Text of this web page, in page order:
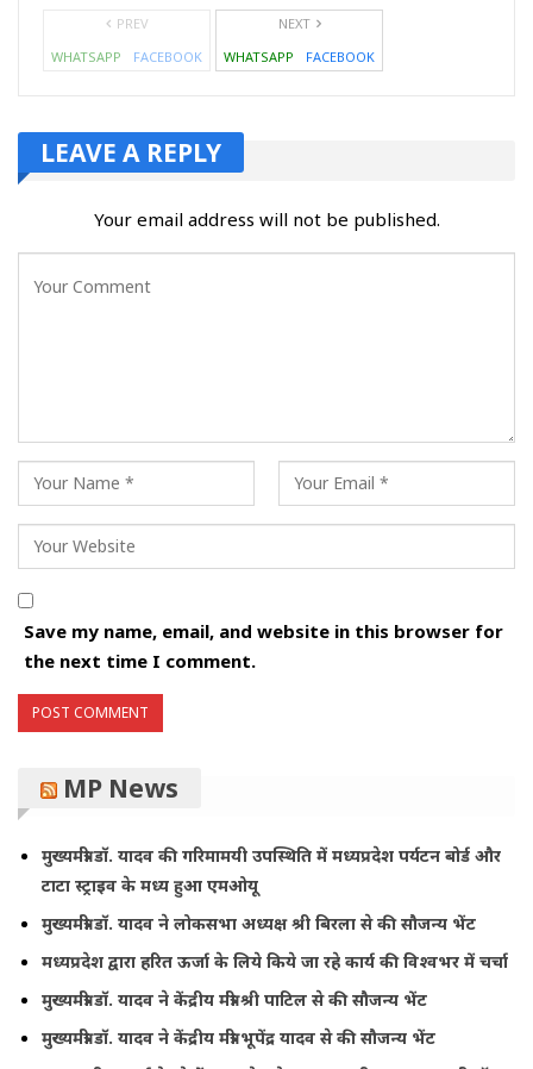
PREV
WHATSAPP
FACEBOOK
NEXT
WHATSAPP
FACEBOOK
LEAVE A REPLY
Your email address will not be published.
Save my name, email, and website in this browser for
the next time I comment.
MP News
मुख्यमंत्री डॉ. यादव की गरिमामयी उपस्थिति में मध्यप्रदेश पर्यटन बोर्ड और
टाटा स्ट्राइव के मध्य हुआ एमओयू
मुख्यमंत्री डॉ. यादव ने लोकसभा अध्यक्ष श्री बिरला से की सौजन्य भेंट
मध्यप्रदेश द्वारा हरित ऊर्जा के लिये किये जा रहे कार्य की विश्वभर में चर्चा
मुख्यमंत्री डॉ. यादव ने केंद्रीय मंत्री श्री पाटिल से की सौजन्य भेंट
मुख्यमंत्री डॉ. यादव ने केंद्रीय मंत्री भूपेंद्र यादव से की सौजन्य भेंट